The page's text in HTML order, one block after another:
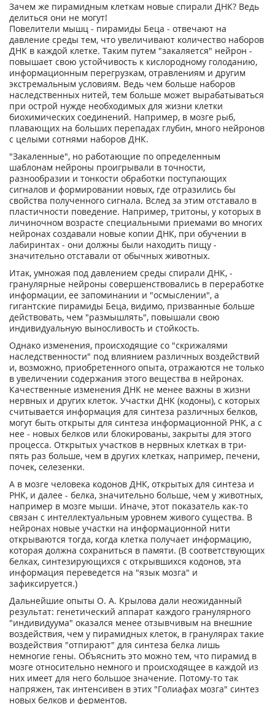
Зачем же пирамидным клеткам новые спирали ДНК? Ведь
делиться они не могут!
Повелители мышц - пирамиды Беца - отвечают на
давление среды тем, что увеличивают количество наборов
ДНК в каждой клетке. Таким путем "закаляется" нейрон -
повышает свою устойчивость к кислородному голоданию,
информационным перегрузкам, отравлениям и другим
экстремальным условиям. Ведь чем больше наборов
наследственных нитей, тем больше может вырабатываться
при острой нужде необходимых для жизни клетки
биохимических соединений. Например, в мозге рыб,
плавающих на больших перепадах глубин, много нейронов
с целыми сотнями наборов ДНК.
"Закаленные", но работающие по определенным
шаблонам нейроны проигрывали в точности,
разнообразии и тонкости обработки поступающих
сигналов и формировании новых, где отразились бы
свойства полученного сигнала. Вслед за этим отставало в
пластичности поведение. Например, тритоны, у которых в
личиночном возрасте специальными приемами во многих
нейронах создавали новые копии ДНК, при обучении в
лабиринтах - они должны были находить пищу -
значительно отставали от обычных животных.
Итак, умножая под давлением среды спирали ДНК, -
гранулярные нейроны совершенствовались в переработке
информации, ее запоминании и "осмыслении", а
гигантские пирамиды Беца, видимо, призванные больше
действовать, чем "размышлять", повышали свою
индивидуальную выносливость и стойкость.
Однако изменения, происходящие со "скрижалями
наследственности" под влиянием различных воздействий
и, возможно, приобретенного опыта, отражаются не только
в увеличении содержания этого вещества в нейронах.
Качественные изменения ДНК не менее важны в жизни
нервных и других клеток. Участки ДНК (кодоны), с которых
считывается информация для синтеза различных белков,
могут быть открыты для синтеза информационной РНК, а с
нее - новых белков или блокированы, закрыты для этого
процесса. Открытых участков в нервных клетках в три-
пять раз больше, чем в других клетках, например, печени,
почек, селезенки.
А в мозге человека кодонов ДНК, открытых для синтеза и
РНК, и далее - белка, значительно больше, чем у животных,
например в мозге мыши. Иначе, этот показатель как-то
связан с интеллектуальным уровнем живого существа. В
нейронах новые участки на информационной нити
открываются тогда, когда клетка получает информацию,
которая должна сохраниться в памяти. (В соответствующих
белках, синтезирующихся с открывшихся кодонов, эта
информация переведется на "язык мозга" и
зафиксируется.)
Дальнейшие опыты О. А. Крылова дали неожиданный
результат: генетический аппарат каждого гранулярного
"индивидуума" оказался менее отзывчивым на внешние
воздействия, чем у пирамидных клеток, в гранулярах такие
воздействия "отпирают" для синтеза белка лишь
немногие гены. Объяснить это можно тем, что пирамид в
мозге относительно немного и происходящее в каждой из
них имеет для него большое значение. Потому-то так
напряжен, так интенсивен в этих "Голиафах мозга" синтез
новых белков и ферментов.